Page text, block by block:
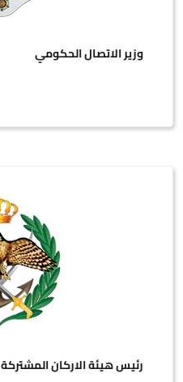
وزير الاتصال الحكومي
رئيس هيئة الاركان المشتركة